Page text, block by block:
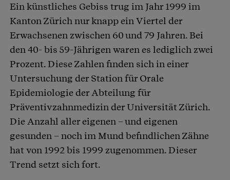
Ein künstliches Gebiss trug im Jahr 1999 im
Kanton Zürich nur knapp ein Viertel der
Erwachsenen zwischen 60 und 79 Jahren. Bei
den 40- bis 59-Jährigen waren es lediglich zwei
Prozent. Diese Zahlen finden sich in einer
Untersuchung der Station für Orale
Epidemiologie der Abteilung für
Präventivzahnmedizin der Universität Zürich.
Die Anzahl aller eigenen – und eigenen
gesunden – noch im Mund befindlichen Zähne
hat von 1992 bis 1999 zugenommen. Dieser
Trend setzt sich fort.